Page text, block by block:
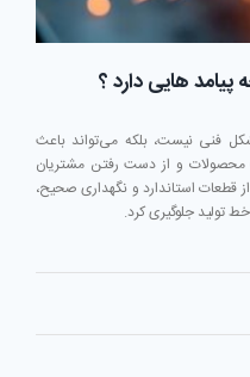
هایی دارد ؟
فنی نیست، بلکه می‌تواند باعث
محصولات و از دست رفتن مشتریان
قطعات استاندارد و نگهداری صحیح،
تولید جلوگیری کرد.